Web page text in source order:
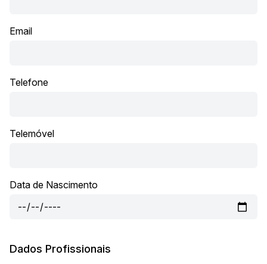
Email
Telefone
Telemóvel
Data de Nascimento
Dados Profissionais